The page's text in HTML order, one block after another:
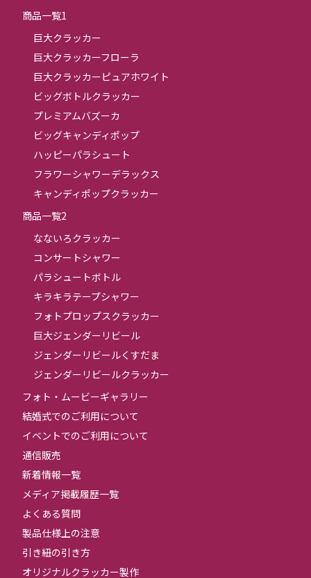
商品一覧1
巨大クラッカー
巨大クラッカーフローラ
巨大クラッカーピュアホワイト
ビッグボトルクラッカー
プレミアムバズーカ
ビッグキャンディポップ
ハッピーパラシュート
フラワーシャワーデラックス
キャンディポップクラッカー
商品一覧2
なないろクラッカー
コンサートシャワー
パラシュートボトル
キラキラテープシャワー
フォトプロップスクラッカー
巨大ジェンダーリビール
ジェンダーリビールくすだま
ジェンダーリビールクラッカー
フォト・ムービーギャラリー
結婚式でのご利用について
イベントでのご利用について
通信販売
新着情報一覧
メディア掲載履歴一覧
よくある質問
製品仕様上の注意
引き紐の引き方
オリジナルクラッカー製作